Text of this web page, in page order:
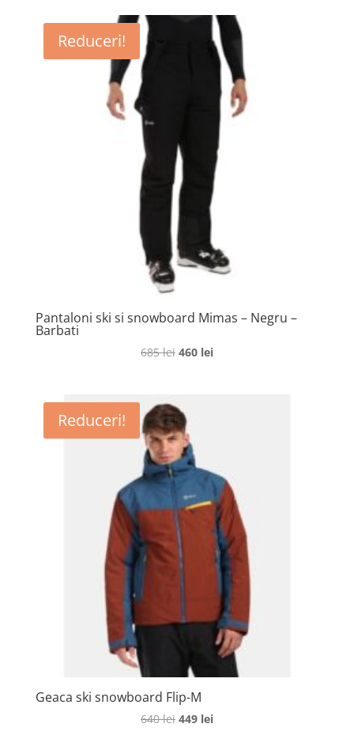
Reduceri!
Pantaloni ski si snowboard Mimas – Negru –
Barbati
685lei Prețul
fost:
685 lei.
460 leiPrețul
Reduceri!
Geaca ski snowboard Flip-M
640lei Prețul
449 leiPrețul